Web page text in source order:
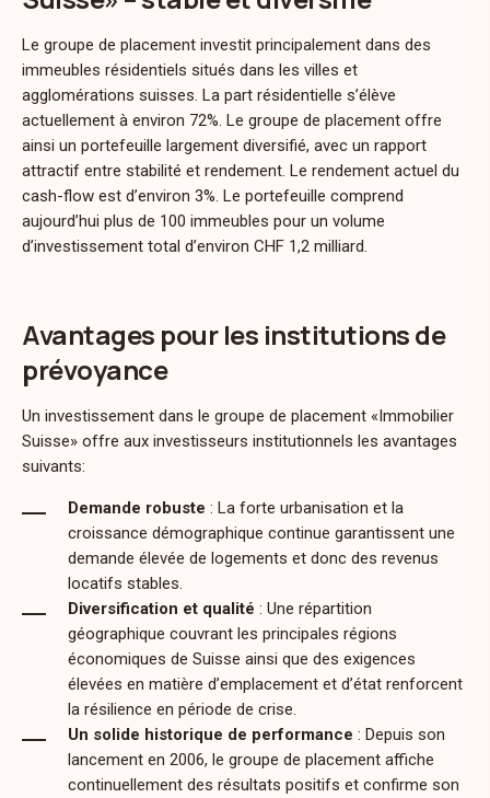
Le groupe de placement investit principalement dans des
immeubles résidentiels situés dans les villes et
agglomérations suisses. La part résidentielle s’élève
actuellement à environ 72%. Le groupe de placement offre
ainsi un portefeuille largement diversifié, avec un rapport
attractif entre stabilité et rendement. Le rendement actuel du
cash-flow est d’environ 3%. Le portefeuille comprend
aujourd’hui plus de 100 immeubles pour un volume
d’investissement total d’environ CHF 1,2 milliard.
Avantages pour les institutions de
prévoyance
Un investissement dans le groupe de placement «Immobilier
Suisse» offre aux investisseurs institutionnels les avantages
suivants:
Demande robuste : La forte urbanisation et la
croissance démographique continue garantissent une
demande élevée de logements et donc des revenus
locatifs stables.
Diversification et qualité : Une répartition
géographique couvrant les principales régions
économiques de Suisse ainsi que des exigences
élevées en matière d’emplacement et d’état renforcent
la résilience en période de crise.
Un solide historique de performance : Depuis son
lancement en 2006, le groupe de placement affiche
continuellement des résultats positifs et confirme son